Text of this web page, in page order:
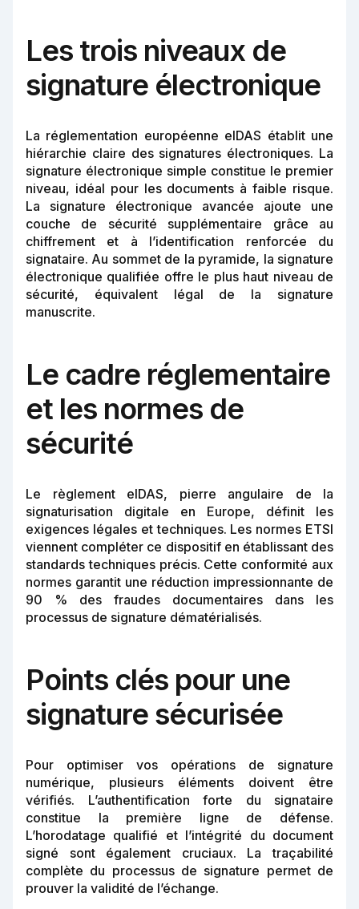
Les trois niveaux de
signature électronique
La réglementation européenne eIDAS établit une
hiérarchie claire des signatures électroniques. La
signature électronique simple constitue le premier
niveau, idéal pour les documents à faible risque.
La signature électronique avancée ajoute une
couche de sécurité supplémentaire grâce au
chiffrement et à l’identification renforcée du
signataire. Au sommet de la pyramide, la signature
électronique qualifiée offre le plus haut niveau de
sécurité, équivalent légal de la signature
manuscrite.
Le cadre réglementaire
et les normes de
sécurité
Le règlement eIDAS, pierre angulaire de la
signaturisation digitale en Europe, définit les
exigences légales et techniques. Les normes ETSI
viennent compléter ce dispositif en établissant des
standards techniques précis. Cette conformité aux
normes garantit une réduction impressionnante de
90 % des fraudes documentaires dans les
processus de signature dématérialisés.
Points clés pour une
signature sécurisée
Pour optimiser vos opérations de signature
numérique, plusieurs éléments doivent être
vérifiés. L’authentification forte du signataire
constitue la première ligne de défense.
L’horodatage qualifié et l’intégrité du document
signé sont également cruciaux. La traçabilité
complète du processus de signature permet de
prouver la validité de l’échange.